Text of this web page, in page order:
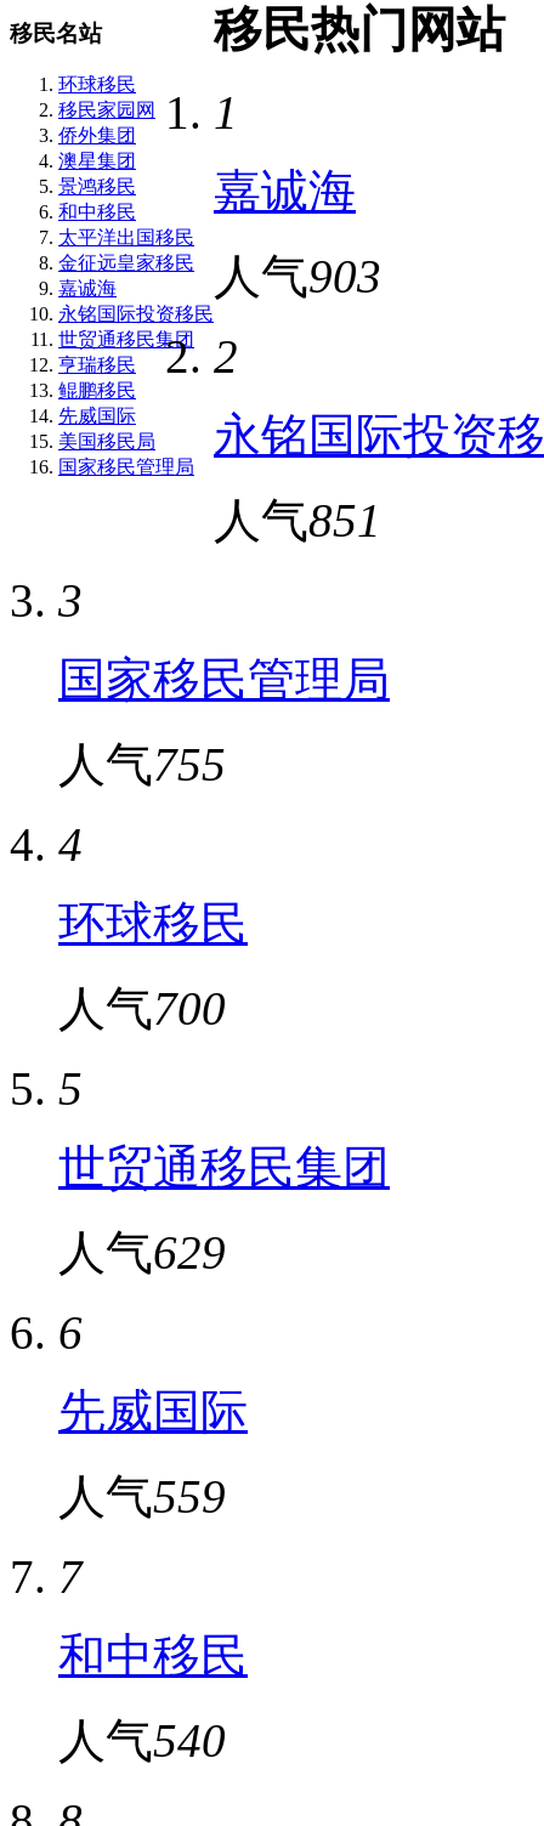
移民名站
环球移民
移民家园网
侨外集团
澳星集团
景鸿移民
和中移民
太平洋出国移民
金征远皇家移民
嘉诚海
永铭国际投资移民
世贸通移民集团
亨瑞移民
鲲鹏移民
先威国际
美国移民局
国家移民管理局
移民热门网站
1
嘉诚海
人气903
2
永铭国际投资
人气851
3
国家移民管理局
人气755
4
环球移民
人气700
5
世贸通移民集团
人气629
6
先威国际
人气559
7
和中移民
人气540